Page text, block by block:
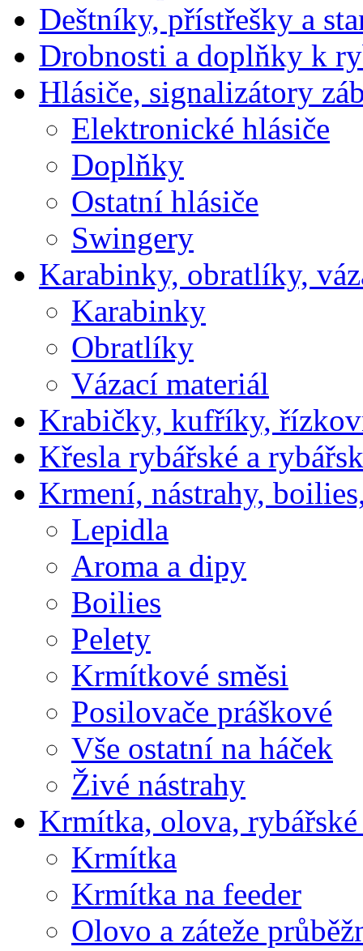
Deštníky, přístřešky a
Drobnosti a doplňky k
Hlásiče, signalizátory
Elektronické hlásiče
Doplňky
Ostatní hlásiče
Swingery
Karabinky, obratlíky,
Karabinky
Obratlíky
Vázací materiál
Krabičky, kufříky,
Křesla rybářské a
Krmení, nástrahy,
Lepidla
Aroma a dipy
Boilies
Pelety
Krmítkové směsi
Posilovače práškové
Vše ostatní na háček
Živé nástrahy
Krmítka, olova, rybářské
Krmítka
Krmítka na feeder
Olovo a záteže